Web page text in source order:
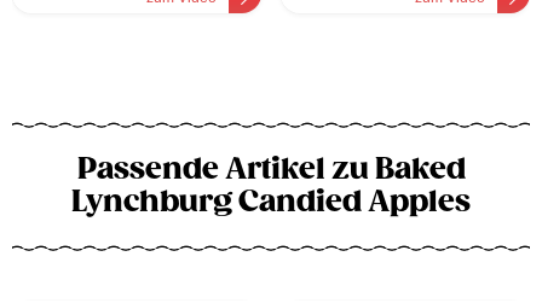
Passende Artikel zu Baked
Lynchburg Candied Apples